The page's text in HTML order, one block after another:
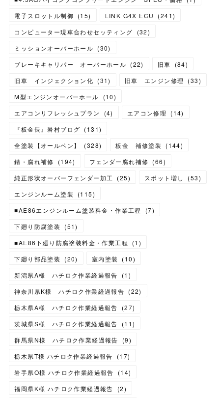
電子スロットル制御 (15) LINK G4X ECU (241)
コンピューター現車合わせセッティング
(32)
ミッションオーバーホール (30)
ブレーキキャリパー オーバーホール (22) 旧車 (84)
旧車 インジェクション化 (31) 旧車 エンジン修理 (33)
M型エンジンオーバーホール
(10)
エアコンリフレッシュプラン
(4) エアコン修理 (14)
『板金長』岩村ブログ (131)
全塗装【オールペン】
(328) 板金 補修塗装 (144)
錆・腐れ補修
(194) フェンダー腐れ補修 (66)
純正形状オーバーフェンダー加工
(25) スポット増し (53)
エンジンルーム塗装
(115)
■AE86エンジンルーム塗装料金・作業工程
(7)
下廻り防腐塗装
(51)
■AE86下廻り防腐塗装料金・作業工程
(1 )
下廻り部品塗装
(20) 室内塗装 (10)
新潟県A様 ハチロク作業経過報告
(1 )
神奈川県K様 ハチロク作業経過報告 (22)
栃木県A様 ハチロク作業経過報告
(27)
茨城県S様 ハチロク作業経過報告
(11)
群馬県N様 ハチロク作業経過報告
(9)
栃木県T様 ハチロク作業経過報告
(17)
岩手県O様 ハチロク作業経過報告
(14)
福岡県K様 ハチロク作業経過報告
(2)